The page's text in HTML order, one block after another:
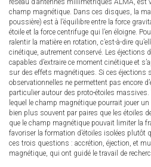
réseau d’antennes millimétriques ALMA, est
champ magnétique. Dans ces disques, la
poussière) est à l’équilibre entre la force
étoile et la force centrifuge qui l’en éloigne.
ralentir la matière en rotation, c’est-à-dire
cinétique, autrement conservé. Les éjections
capables d’extraire ce moment cinétique et
sur des effets magnétiques. Si ces éjections
observationnelles ne permettent pas encore
particulier autour des proto-étoiles
lequel le champ magnétique pourrait jouer
bien plus souvent par paires que les étoiles
que le champ magnétique pouvait limiter la
favoriser la formation d’étoiles isolées plutôt
ces trois questions : accrétion, éjection, et
magnétique, qui ont guidé le travail de